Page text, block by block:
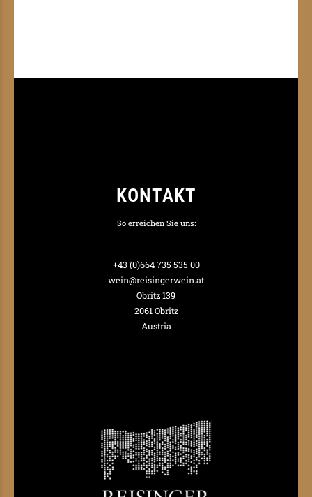
KONTAKT
So erreichen Sie uns:
+43 (0)664 735 535 00
wein@reisingerwein.at
Obritz 139
2061 Obritz
Austria